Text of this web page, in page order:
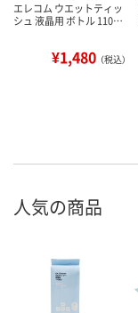
エレコム ウエットティッ
シュ 液晶用 ボトル 110…
¥1,480 （税込）
人気の商品